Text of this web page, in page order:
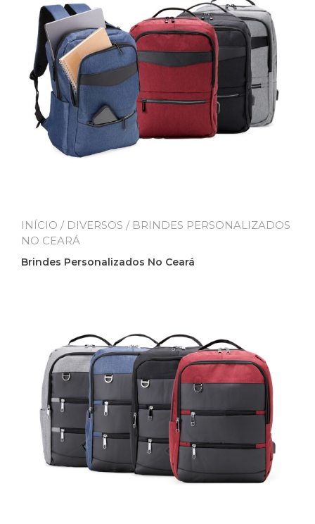
INÍCIO / DIVERSOS / BRINDES PERSONALIZADOS
NO CEARÁ
Brindes Personalizados No Ceará